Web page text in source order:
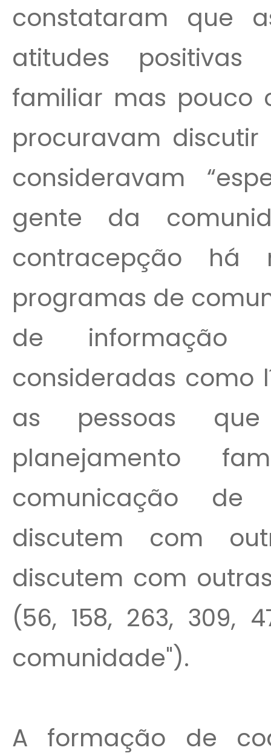
constataram que
atitudes
familiar mas pouco
procuravam
consideravam
gente da
contracepção
programas de
de informação
consideradas como
as pessoas
planejamento
comunicação
discutem com
discutem com
(56, 158, 263, 309,
comunidade").
A formação de